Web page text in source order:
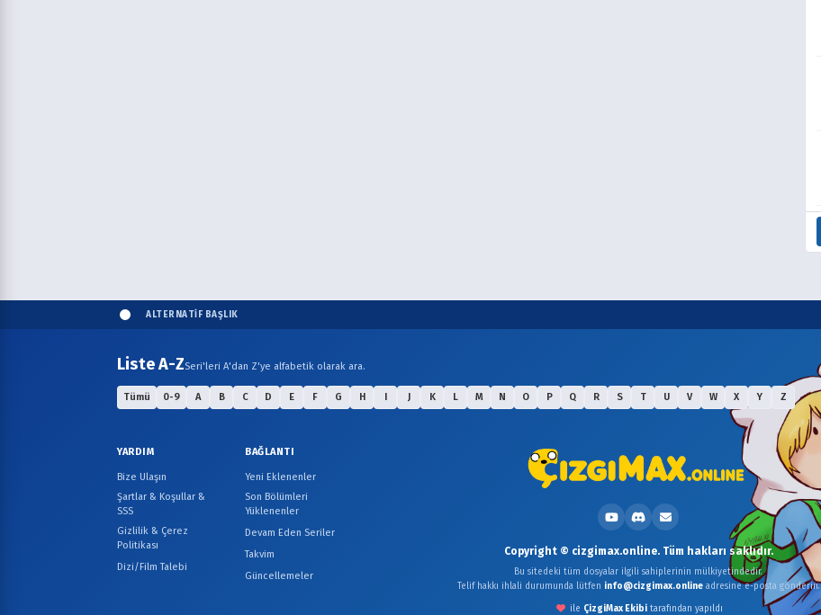
ALTERNATİF BAŞLIK
Liste A-ZSeri'leri A'dan Z'ye alfabetik olarak ara.
Tümü 0-9 A B C D E F G H I J K L M N O P Q R S T U V W X Y Z
YARDIM
Bize Ulaşın
Şartlar & Koşullar &
SSS
Gizlilik & Çerez
Politikası
Dizi/Film Talebi
BAĞLANTI
Yeni Eklenenler
Son Bölümleri
Yüklenenler
Devam Eden Seriler
Takvim
Güncellemeler
Copyright © cizgimax.online. Tüm hakları saklıdır.
Bu sitedeki tüm dosyalar ilgili sahiplerinin mülkiyetindedir.
Telif hakkı ihlali durumunda lütfen info@cizgimax.onlineadresine e-posta gönderin.
ile ÇizgiMax Ekibitarafından yapıldı